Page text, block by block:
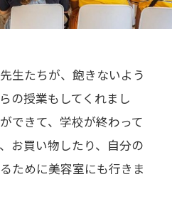
生たちが、飽きないよう
の授業もしてくれまし
できて、学校が終わって
お買い物したり、自分の
ために美容室にも行きま